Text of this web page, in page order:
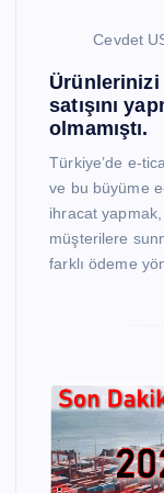
Cevdet
Ürünlerinizi
satışını
olmamıştı.
Türkiye’de e-
ve bu büyüme
ihracat
müşterilere
farklı ödeme